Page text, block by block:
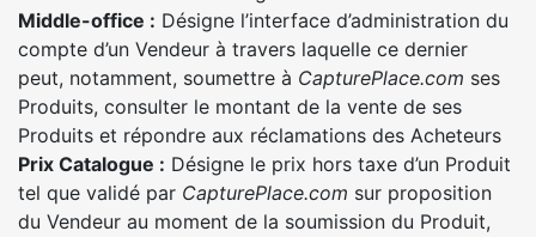
Middle-office : Désigne l’interface d’administration du
compte d’un Vendeur à travers laquelle ce dernier
peut, notamment, soumettre à CapturePlace.com ses
Produits, consulter le montant de la vente de ses
Produits et répondre aux réclamations des Acheteurs
Prix Catalogue : Désigne le prix hors taxe d’un Produit
tel que validé par CapturePlace.com sur proposition
du Vendeur au moment de la soumission du Produit,